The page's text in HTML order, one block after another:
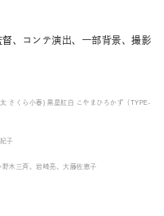
、コンテ演出、一部背景、撮影
さくら小春) 黒星紅白 こやまひろかず（TYPE-
子
木三斉、岩崎亮、大藤佐恵子